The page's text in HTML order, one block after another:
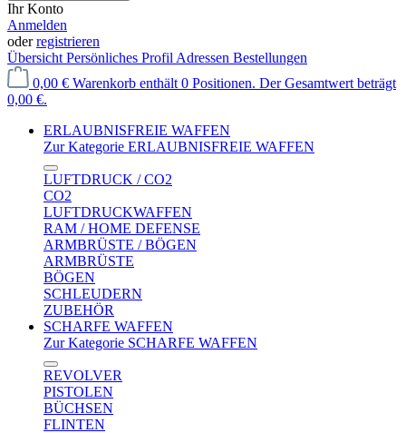
Ihr Konto
Anmelden
oderregistrieren
Übersicht Persönliches Profil Adressen Bestellungen
0,00 € Warenkorb enthält 0 Positionen. Der Gesamtwert beträgt
0,00 €.
ERLAUBNISFREIE WAFFEN
Zur Kategorie ERLAUBNISFREIE WAFFEN
LUFTDRUCK / CO2
CO2
LUFTDRUCKWAFFEN
RAM / HOME DEFENSE
ARMBRÜSTE / BÖGEN
ARMBRÜSTE
BÖGEN
SCHLEUDERN
ZUBEHÖR
SCHARFE WAFFEN
Zur Kategorie SCHARFE WAFFEN
REVOLVER
PISTOLEN
BÜCHSEN
FLINTEN